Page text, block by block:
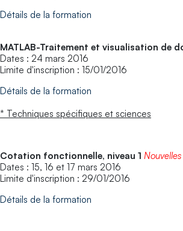
Détails de la formation
MATLAB-Traitement et visualisation de
Dates : 24 mars 2016
Limite d'inscription : 15/01/2016
Détails de la formation
* Techniques spécifiques et sciences
Cotation fonctionnelle, niveau 1
Dates : 15, 16 et 17 mars 2016
Limite d'inscription : 29/01/2016
Détails de la formation